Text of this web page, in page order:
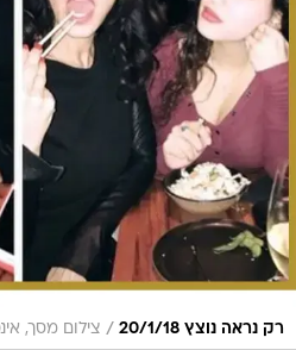
רק נראה נוצץ 20/1/18 / צילום מסך,